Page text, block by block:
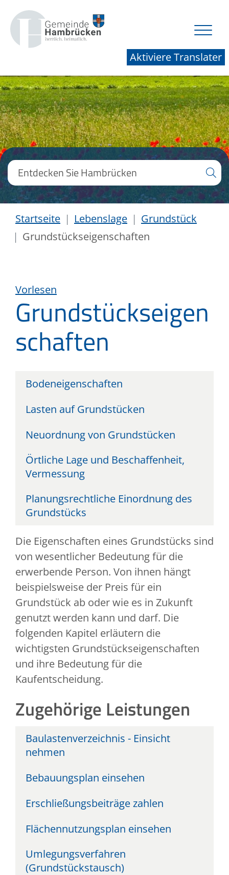
Aktiviere Translater
Startseite Lebenslage
Grundstück
Grundstückseigenschaften
Vorlesen
Grundstückseigen
schaften
Bodeneigenschaften
Lasten auf Grundstücken
Neuordnung von Grundstücken
Örtliche Lage und Beschaffenheit,
Vermessung
Planungsrechtliche Einordnung des
Grundstücks
Die Eigenschaften eines Grundstücks sind
von wesentlicher Bedeutung für die
erwerbende Person. Von ihnen hängt
beispielsweise der Preis für ein
Grundstück ab oder wie es in Zukunft
genutzt werden kann und darf. Die
folgenden Kapitel erläutern die
wichtigsten Grundstückseigenschaften
und ihre Bedeutung für die
Kaufentscheidung.
Zugehörige Leistungen
Baulastenverzeichnis - Einsicht
nehmen
Bebauungsplan einsehen
Erschließungsbeiträge zahlen
Flächennutzungsplan einsehen
Umlegungsverfahren
(Grundstückstausch)